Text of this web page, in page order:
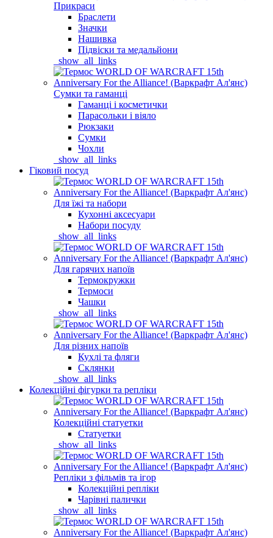
Прикраси
Браслети
Значки
Нашивка
Підвіски та медальйони
_show_all_links
Сумки та гаманці
Гаманці і косметички
Парасольки і віяло
Рюкзаки
Сумки
Чохли
_show_all_links
Гіковий посуд
Для їжі та набори
Кухонні аксесуари
Набори посуду
_show_all_links
Для гарячих напоїв
Термокружки
Термоси
Чашки
_show_all_links
Для різних напоїв
Кухлі та фляги
Склянки
_show_all_links
Колекційні фігурки та репліки
Колекційні статуетки
Статуетки
_show_all_links
Репліки з фільмів та ігор
Колекційні репліки
Чарівні палички
_show_all_links